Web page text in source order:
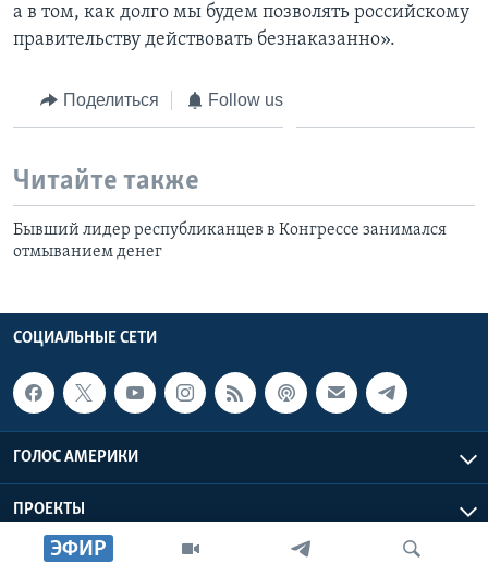
ЭФИР
а в том, как долго мы будем позволять российскому
правительству действовать безнаказанно».
Поделиться Follow us
Читайте также
Бывший лидер республиканцев в Конгрессе занимался
отмыванием денег
СОЦИАЛЬНЫЕ СЕТИ
ГОЛОС АМЕРИКИ
ПРОЕКТЫ